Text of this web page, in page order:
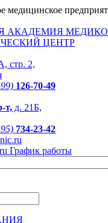
медицинское
стр. 2,
126-70-49
т, д. 21Б,
734-23-42
График работы